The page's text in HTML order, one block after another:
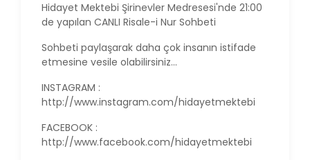
Hidayet Mektebi Şirinevler Medresesi'nde 21:00
de yapılan CANLI Risale-i Nur Sohbeti
Sohbeti paylaşarak daha çok insanın istifade
etmesine vesile olabilirsiniz...
INSTAGRAM :
http://www.instagram.com/hidayetmektebi
FACEBOOK :
http://www.facebook.com/hidayetmektebi